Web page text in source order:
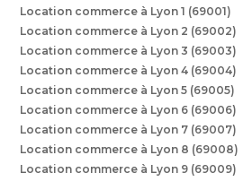
Location commerce à Lyon 1 (69001)
Location commerce à Lyon 2 (69002)
Location commerce à Lyon 3 (69003)
Location commerce à Lyon 4 (69004)
Location commerce à Lyon 5 (69005)
Location commerce à Lyon 6 (69006)
Location commerce à Lyon 7 (69007)
Location commerce à Lyon 8 (69008)
Location commerce à Lyon 9 (69009)